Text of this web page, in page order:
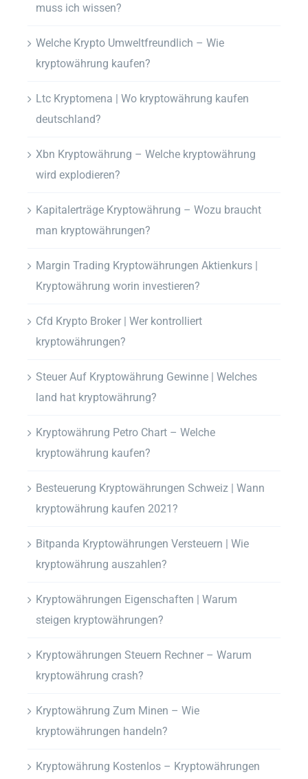
muss ich wissen?
Welche Krypto Umweltfreundlich – Wie
kryptowährung kaufen?
Ltc Kryptomena | Wo kryptowährung kaufen
deutschland?
Xbn Kryptowährung – Welche kryptowährung
wird explodieren?
Kapitalerträge Kryptowährung – Wozu braucht
man kryptowährungen?
Margin Trading Kryptowährungen Aktienkurs |
Kryptowährung worin investieren?
Cfd Krypto Broker | Wer kontrolliert
kryptowährungen?
Steuer Auf Kryptowährung Gewinne | Welches
land hat kryptowährung?
Kryptowährung Petro Chart – Welche
kryptowährung kaufen?
Besteuerung Kryptowährungen Schweiz | Wann
kryptowährung kaufen 2021?
Bitpanda Kryptowährungen Versteuern | Wie
kryptowährung auszahlen?
Kryptowährungen Eigenschaften | Warum
steigen kryptowährungen?
Kryptowährungen Steuern Rechner – Warum
kryptowährung crash?
Kryptowährung Zum Minen – Wie
kryptowährungen handeln?
Kryptowährung Kostenlos – Kryptowährungen